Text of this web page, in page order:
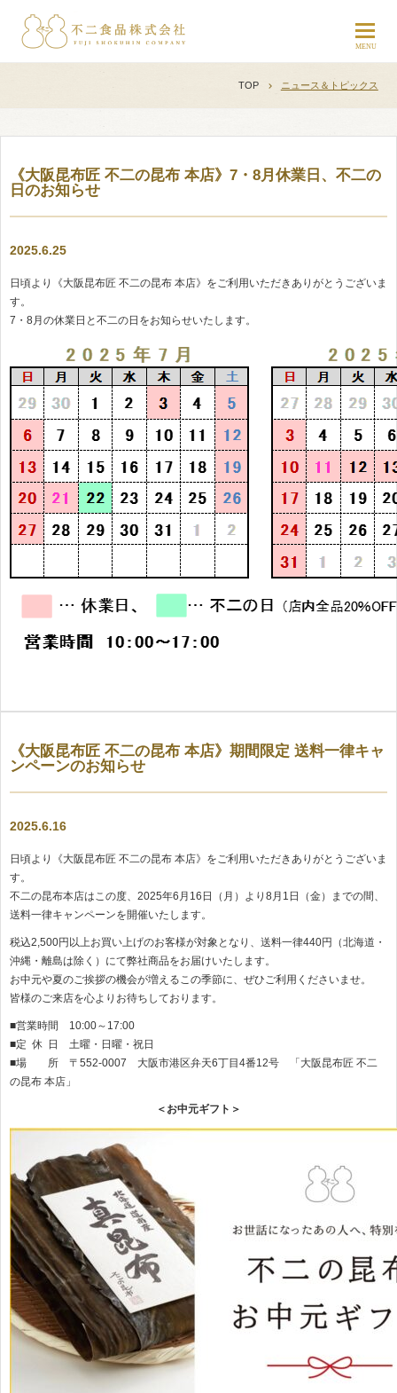
TOP ニュース＆トピックス
《大阪昆布匠 不二の昆布 本店》7・8月休業日、不二の
日のお知らせ
2025.6.25
日頃より《大阪昆布匠 不二の昆布 本店》をご利用いただきありがとうございま
す。
7・8月の休業日と不二の日をお知らせいたします。
《大阪昆布匠 不二の昆布 本店》期間限定 送料一律キャ
ンペーンのお知らせ
2025.6.16
日頃より《大阪昆布匠 不二の昆布 本店》をご利用いただきありがとうございま
す。
不二の昆布本店はこの度、2025年6月16日（月）より8月1日（金）までの間、
送料一律キャンペーンを開催いたします。
税込2,500円以上お買い上げのお客様が対象となり、送料一律440円（北海道・
沖縄・離島は除く）にて弊社商品をお届けいたします。
お中元や夏のご挨拶の機会が増えるこの季節に、ぜひご利用くださいませ。
皆様のご来店を心よりお待ちしております。
■営業時間 10:00～17:00
■定 休 日 土曜・日曜・祝日
■場 所 〒552-0007 大阪市港区弁天6丁目4番12号 「大阪昆布匠 不二
の昆布 本店」
＜お中元ギフト＞